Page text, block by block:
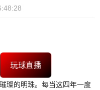
玩球直播
璨的明珠。每当这四年一度